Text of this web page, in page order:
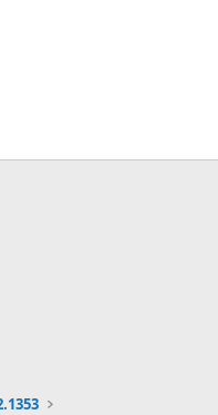
почта